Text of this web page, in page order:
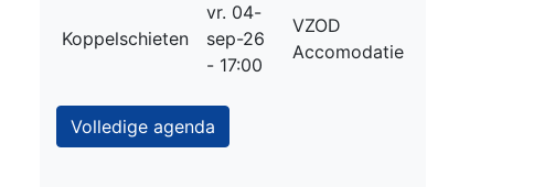
Koppelschieten
vr. 04-
sep-26
- 17:00
VZOD
Accomodatie
Volledige agenda